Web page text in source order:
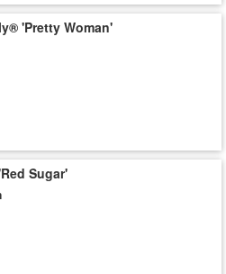
eenvoudig.
531) kunt u bloembollen
opbergen en beschermen tegen
16-18 cm
en Verzorgingstips
'Pretty Woman'
Sugar'